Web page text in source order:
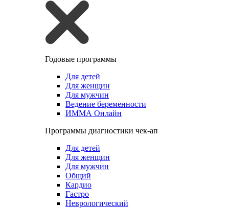
Годовые программы
Для детей
Для женщин
Для мужчин
Ведение беременности
ИММА Онлайн
Программы диагностики чек-ап
Для детей
Для женщин
Для мужчин
Общий
Кардио
Гастро
Неврологический